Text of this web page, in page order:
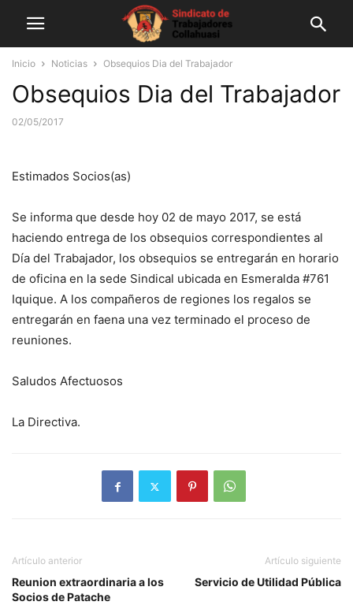
Inicio Noticias Obsequios Dia del Trabajador
Obsequios Dia del Trabajador
02/05/2017
Estimados Socios(as)
Se informa que desde hoy 02 de mayo 2017, se está
haciendo entrega de los obsequios correspondientes al
Día del Trabajador, los obsequios se entregarán en horario
de oficina en la sede Sindical ubicada en Esmeralda #761
Iquique. A los compañeros de regiones los regalos se
entregarán en faena una vez terminado el proceso de
reuniones.
Saludos Afectuosos
La Directiva.
Artículo anterior
Reunion extraordinaria a los
Socios de Patache
Artículo siguiente
Servicio de Utilidad Pública